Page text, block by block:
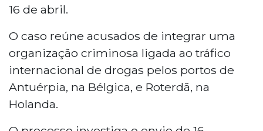
16 de abril.
O caso reúne acusados de integrar uma
organização criminosa ligada ao tráfico
internacional de drogas pelos portos de
Antuérpia, na Bélgica, e Roterdã, na
Holanda.